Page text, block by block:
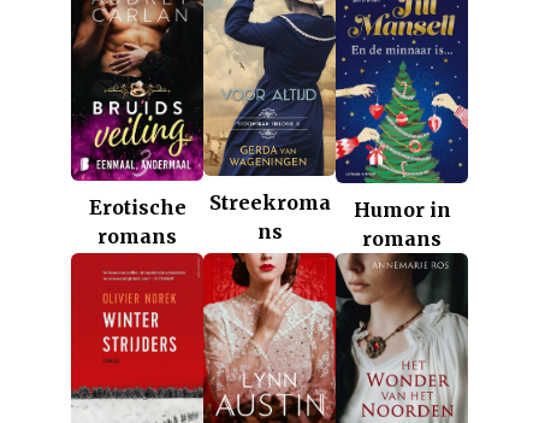
Erotische
romans
Streekroma
ns
Humor in
romans